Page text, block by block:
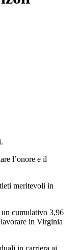
l’onore e il
meritevoli in
cumulativo 3,96
in Virginia